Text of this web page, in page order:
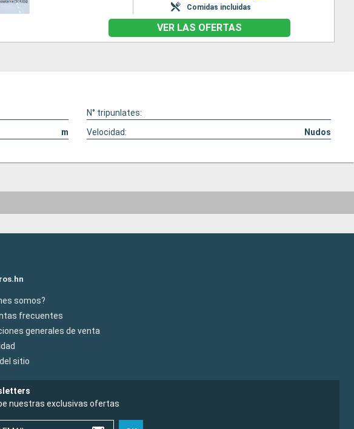
Comidas incluidas
VER LAS OFERTAS
N° tripunlates:
m Velocidad: Nudos
somos?
frecuentes
generales de venta
sitio
nuestras exclusivas ofertas